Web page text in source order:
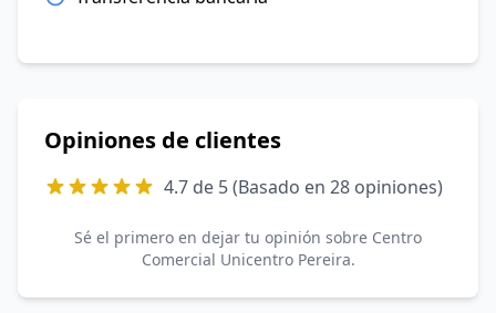
Opiniones de clientes
4.7 de 5 (Basado en 28 opiniones)
Sé el primero en dejar tu opinión sobre Centro
Comercial Unicentro Pereira.